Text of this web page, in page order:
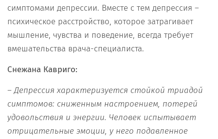
симптомами депрессии. Вместе с тем депрессия –
психическое расстройство, которое затрагивает
мышление, чувства и поведение, всегда требует
вмешательства врача-специалиста.
Снежана Кавриго:
– Депрессия характеризуется стойкой триадой
симптомов: сниженным настроением, потерей
удовольствия и энергии. Человек испытывает
отрицательные эмоции, у него подавленное